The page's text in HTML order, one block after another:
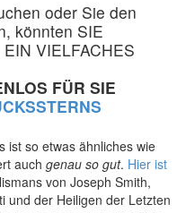
oder Sie den
könnten SIE
VIELFACHES
FÜR SIE
ist so etwas ähnliches wie
auch genau so gut. Hier ist
von Joseph Smith,
und der Heiligen der Letzten